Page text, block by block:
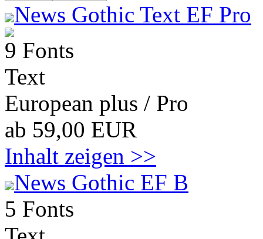
News Gothic Text EF Pro
9 Fonts
Text
European plus / Pro
ab 59,00 EUR
Inhalt zeigen >>
News Gothic EF B
5 Fonts